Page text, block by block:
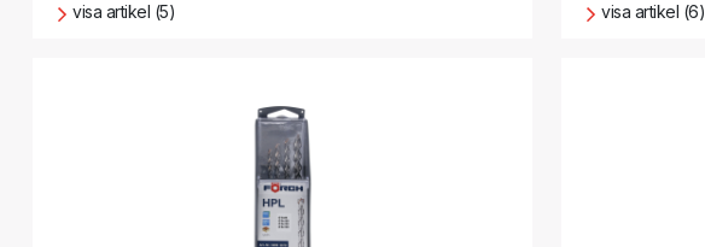
visa artikel (5)
visa artikel (6)